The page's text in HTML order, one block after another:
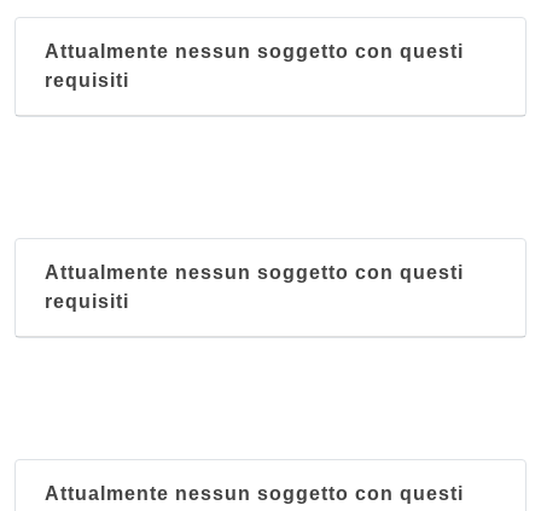
Attualmente nessun soggetto con questi
requisiti
Attualmente nessun soggetto con questi
requisiti
Attualmente nessun soggetto con questi